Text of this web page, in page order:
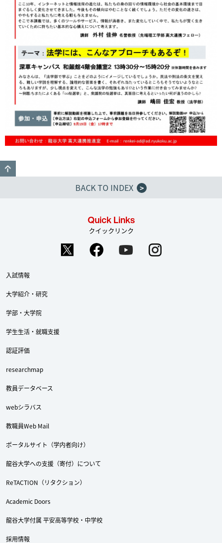
BACK TO INDEX
>
Quick Links
クイックリンク
入試情報
大学紹介・研究
学部・大学院
学生生活・就職支援
認証評価
researchmap
教員データベース
webシラバス
教職員Web Mail
ポータルサイト（学内者向け）
龍谷大学への支援（寄付）について
ReTACTION（リタクション）
Academic Doors
龍谷大学付属 平安高等学校・中学校
採用情報